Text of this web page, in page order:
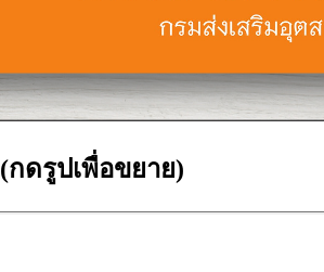
(กดรูปเพื่อขยาย)